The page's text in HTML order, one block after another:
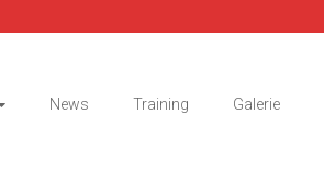
News Training Galerie